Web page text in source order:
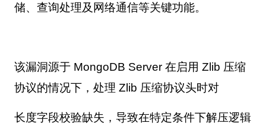
储、查询处理及网络通信等关键功能。
该漏洞源于 MongoDB Server 在启用 Zlib 压缩
协议的情况下，处理 Zlib 压缩协议头时对
长度字段校验缺失，导致在特定条件下解压逻辑